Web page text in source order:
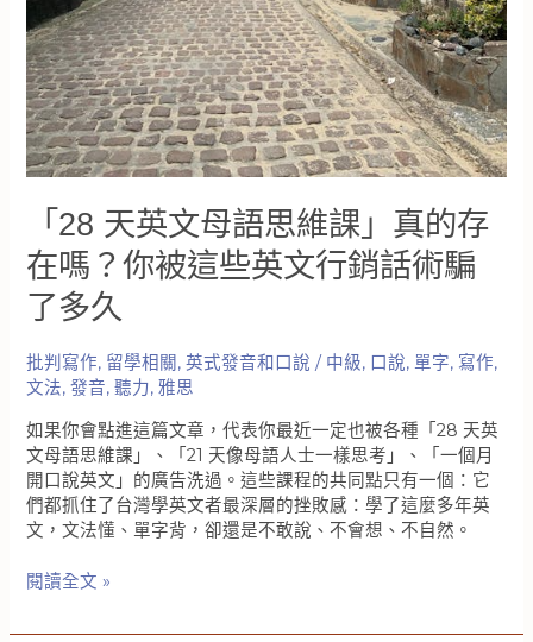
習
方
法
解
析
「28 天英文母語思維課」真的存
在嗎？你被這些英文行銷話術騙
了多久
批判寫作, 留學相關,英式發音和口說 / 中級, 口說,單字, 寫作,
文法,發音,聽力,雅思
如果你會點進這篇文章，代表你最近一定也被各種「28 天英
文母語思維課」、「21 天像母語人士一樣思考」、「一個月
開口說英文」的廣告洗過。這些課程的共同點只有一個：它
們都抓住了台灣學英文者最深層的挫敗感：學了這麼多年英
文，文法懂、單字背，卻還是不敢說、不會想、不自然。
「28
英
閱讀全文 »